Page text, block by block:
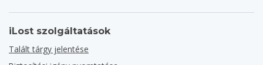
iLost szolgáltatások
Talált tárgy jelentése